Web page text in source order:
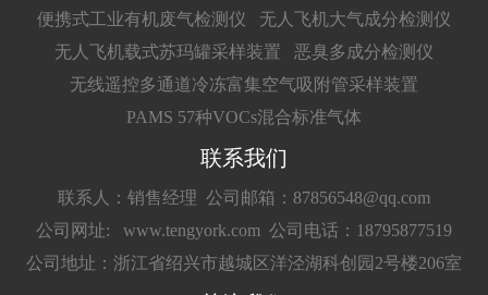
便携式工业有机废气检测仪
无人飞机大气成分检测仪
无人飞机载式苏玛罐采样装置
恶臭多成分检测仪
无线遥控多通道冷冻富集空气吸附管采样装置
PAMS 57种VOCs混合标准气体
联系我们
联系人：销售经理 公司邮箱：87856548@qq.com
公司网址: www.tengyork.com 公司电话：18795877519
公司地址：浙江省绍兴市越城区洋泾湖科创园2号楼206室